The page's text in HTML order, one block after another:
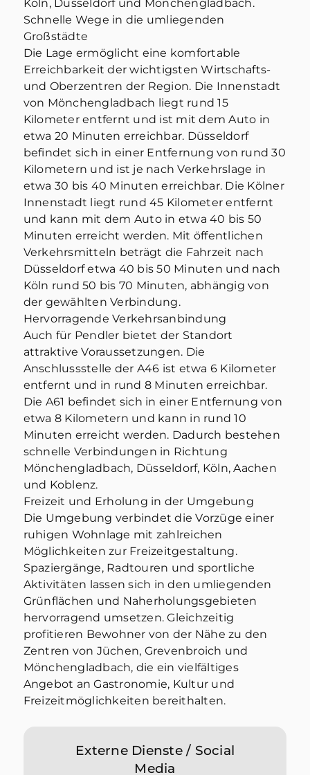
Köln, Düsseldorf und Mönchengladbach.
Schnelle Wege in die umliegenden
Großstädte
Die Lage ermöglicht eine komfortable
Erreichbarkeit der wichtigsten Wirtschafts-
und Oberzentren der Region. Die Innenstadt
von Mönchengladbach liegt rund 15
Kilometer entfernt und ist mit dem Auto in
etwa 20 Minuten erreichbar. Düsseldorf
befindet sich in einer Entfernung von rund 30
Kilometern und ist je nach Verkehrslage in
etwa 30 bis 40 Minuten erreichbar. Die Kölner
Innenstadt liegt rund 45 Kilometer entfernt
und kann mit dem Auto in etwa 40 bis 50
Minuten erreicht werden. Mit öffentlichen
Verkehrsmitteln beträgt die Fahrzeit nach
Düsseldorf etwa 40 bis 50 Minuten und nach
Köln rund 50 bis 70 Minuten, abhängig von
der gewählten Verbindung.
Hervorragende Verkehrsanbindung
Auch für Pendler bietet der Standort
attraktive Voraussetzungen. Die
Anschlussstelle der A46 ist etwa 6 Kilometer
entfernt und in rund 8 Minuten erreichbar.
Die A61 befindet sich in einer Entfernung von
etwa 8 Kilometern und kann in rund 10
Minuten erreicht werden. Dadurch bestehen
schnelle Verbindungen in Richtung
Mönchengladbach, Düsseldorf, Köln, Aachen
und Koblenz.
Freizeit und Erholung in der Umgebung
Die Umgebung verbindet die Vorzüge einer
ruhigen Wohnlage mit zahlreichen
Möglichkeiten zur Freizeitgestaltung.
Spaziergänge, Radtouren und sportliche
Aktivitäten lassen sich in den umliegenden
Grünflächen und Naherholungsgebieten
hervorragend umsetzen. Gleichzeitig
profitieren Bewohner von der Nähe zu den
Zentren von Jüchen, Grevenbroich und
Mönchengladbach, die ein vielfältiges
Angebot an Gastronomie, Kultur und
Freizeitmöglichkeiten bereithalten.
Externe Dienste / Social
Media